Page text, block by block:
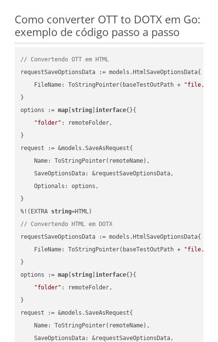
Como converter OTT to DOTX em Go:
exemplo de código passo a passo
// Convertendo OTT em HTML
requestSaveOptionsData := models.HtmlSaveOptionsData{
    FileName: ToStringPointer(baseTestOutPath +
"file.OTT"
}
options := map string ]interface{}{
"folder" : remoteFolder,
}
request := &models.SaveAsRequest{
    Name: ToStringPointer(remoteName),
    SaveOptionsData: &requestSaveOptionsData,
    Optionals: options,
}
%!(EXTRA string
// Convertendo HTML em DOTX
requestSaveOptionsData := models.HtmlSaveOptionsData{
    FileName: ToStringPointer(baseTestOutPath +
}
options := map string ]interface{}{
"folder" : remoteFolder,
}
request := &models.SaveAsRequest{
    Name: ToStringPointer(remoteName),
    SaveOptionsData: &requestSaveOptionsData,